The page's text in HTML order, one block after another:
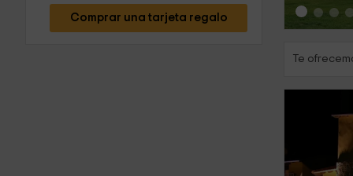
Comprar una tarjeta regalo
Te